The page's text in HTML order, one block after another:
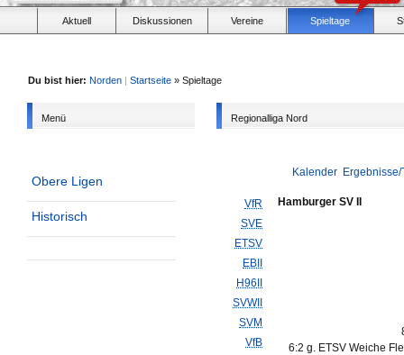
Aktuell Diskussionen Vereine Spieltage
Du bist hier: Norden | Startseite » Spieltage
Menü
Obere Ligen
Historisch
Regionalliga Nord
Kalender
VfR
SVE
ETSV
EBII
H96II
SVWII
SVM
VfB
Hamburger SV II
6:2 g. ETSV Weiche